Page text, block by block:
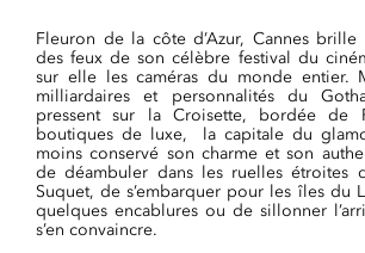
Fleuron de la côte d’Azur, Cannes brille
des feux de son célèbre festival du
sur elle les caméras du monde entier.
milliardaires et personnalités du
pressent sur la Croisette, bordée de
boutiques de luxe, la capitale du
moins conservé son charme et son
de déambuler dans les ruelles étroites
Suquet, de s’embarquer pour les îles du
quelques encablures ou de sillonner
s’en convaincre.